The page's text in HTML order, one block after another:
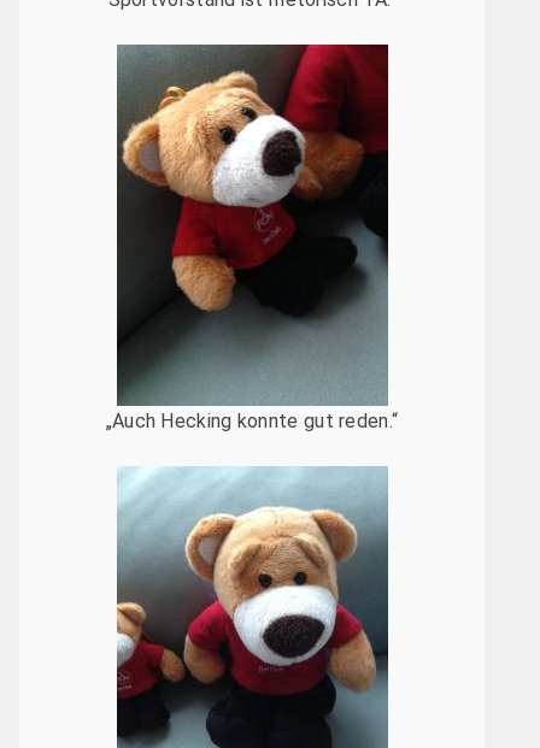
„Auch Hecking konnte gut reden.“